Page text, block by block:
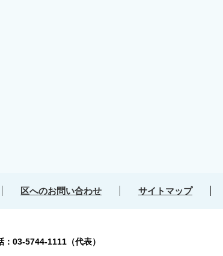
区へのお問い合わせ サイトマップ
：03-5744-1111（代表）